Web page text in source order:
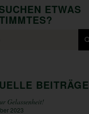
ETWAS
BEITRÄGE
Gelassenheit!
2023